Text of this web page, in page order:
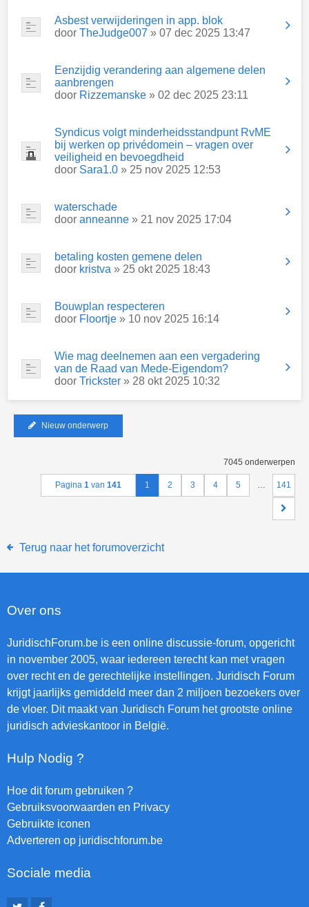
Asbest verwijderingen in app. blok
door TheJudge007 » 07 dec 2025 13:47
Eenzijdig verandering aan algemene delen
aanbrengen
door Rizzemanske » 02 dec 2025 23:11
Syndicus volgt minderheidsstandpunt RvME
bij werken op privédomein – vragen over
veiligheid en bevoegdheid
door Sara1.0 » 25 nov 2025 12:53
waterschade
door anneanne » 21 nov 2025 17:04
betaling kosten gemene delen
door kristva » 25 okt 2025 18:43
Bouwplan respecteren
door Floortje » 10 nov 2025 16:14
Wie mag deelnemen aan een vergadering
van de Raad van Mede-Eigendom?
door Trickster » 28 okt 2025 10:32
Nieuw onderwerp
7045 onderwerpen
Pagina 1 van 141 1 2 3 4 5 … 141
Terug naar het forumoverzicht
Over ons
JuridischForum.be is een online discussie-forum, opgericht
in november 2005, waar iedereen terecht kan met vragen
over recht en de gerechtelijke instellingen. Juridisch Forum
krijgt jaarlijks gemiddeld meer dan 2 miljoen bezoekers over
de vloer. Dit maakt van Juridisch Forum het grootste online
juridisch advieskantoor in België.
Hulp Nodig ?
Hoe dit forum gebruiken ?
Gebruiksvoorwaarden en Privacy
Gebruikte iconen
Adverteren op juridischforum.be
Sociale media